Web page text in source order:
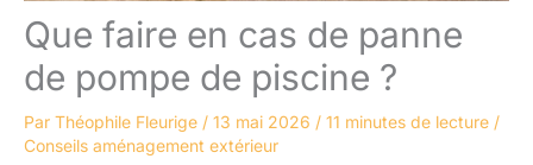
Que faire en cas de panne
de pompe de piscine ?
Par Théophile Fleurige / 13 mai 2026 / 11 minutes de lecture /
Conseils aménagement extérieur